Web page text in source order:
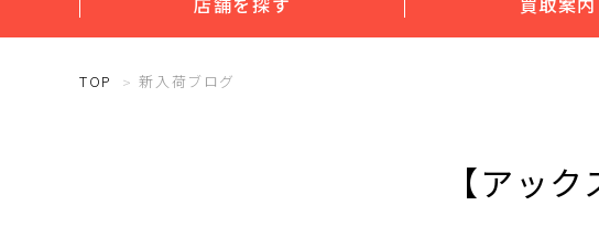
TOP 新入荷ブログ
【アッ